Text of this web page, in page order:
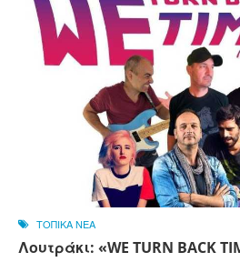
ΤΟΠΙΚΑ ΝΕΑ
Λουτράκι: «WE TURN BACK